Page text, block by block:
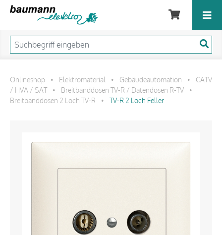
Onlineshop • Elektromaterial • Gebäudeautomation •
CATV
/ HVA / SAT
• Breitbanddosen TV-R / Datendosen R-TV
•
Breitbanddosen 2 Loch TV-R
• TV-R 2 Loch Feller